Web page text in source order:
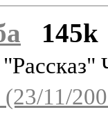
145k
"Рассказ"
11/